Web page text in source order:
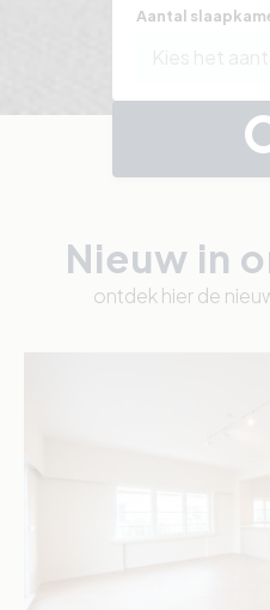
Aantal
Nieuw in
ontdek hier de